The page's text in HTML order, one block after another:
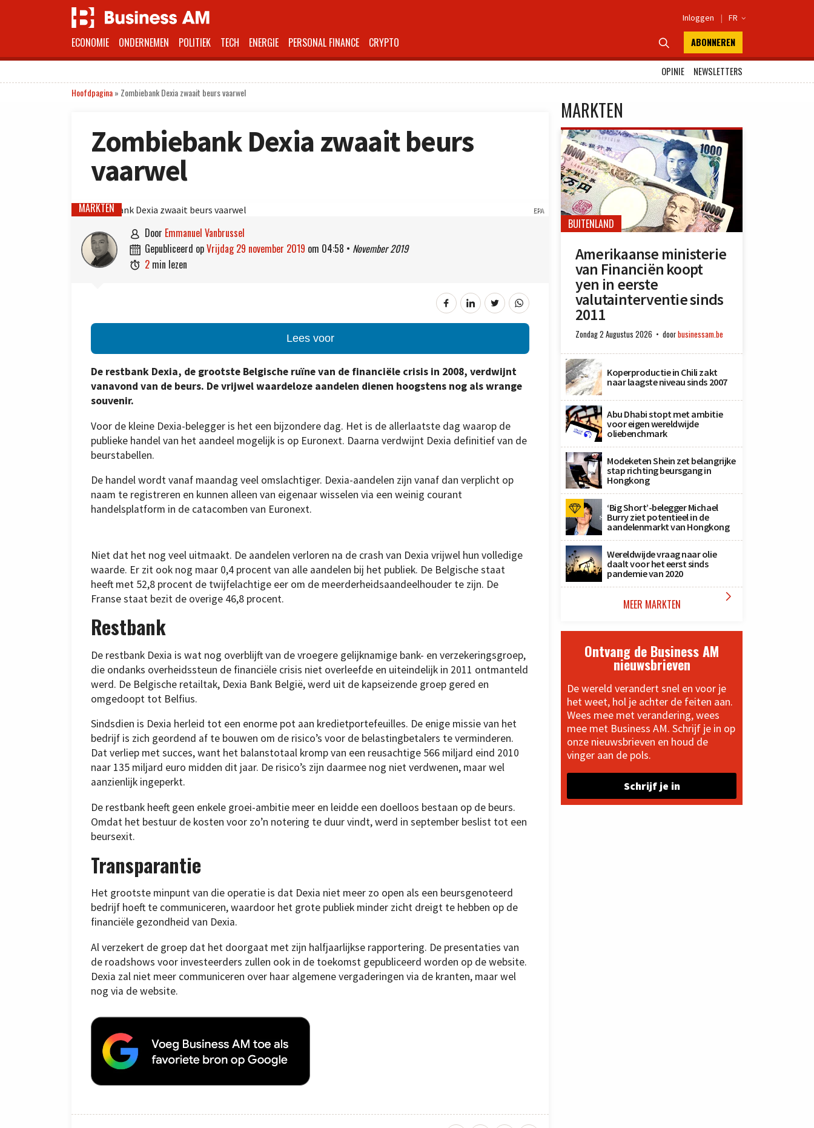
Inloggen | FR 
ECONOMIE ONDERNEMEN POLITIEK TECH ENERGIE PERSONAL FINANCE CRYPTO  ABONNEREN
OPINIE
NEWSLETTERS
Hoofdpagina» Zombiebank Dexia zwaait beurs vaarwel
Zombiebank Dexia zwaait beurs
vaarwel
EPA
MARKTEN
 door Emmanuel Vanbrussel
 gepubliceerd op vrijdag 29 november 2019 om 04:58 • November 2019
 2 min lezen
Lees voor
De restbank Dexia, de grootste Belgische ruïne van de financiële crisis in 2008, verdwijnt
vanavond van de beurs. De vrijwel waardeloze aandelen dienen hoogstens nog als wrange
souvenir.
Voor de kleine Dexia-belegger is het een bijzondere dag. Het is de allerlaatste dag waarop de
publieke handel van het aandeel mogelijk is op Euronext. Daarna verdwijnt Dexia definitief van de
beurstabellen.
De handel wordt vanaf maandag veel omslachtiger. Dexia-aandelen zijn vanaf dan verplicht op
naam te registreren en kunnen alleen van eigenaar wisselen via een weinig courant
handelsplatform in de catacomben van Euronext.
Niet dat het nog veel uitmaakt. De aandelen verloren na de crash van Dexia vrijwel hun volledige
waarde. Er zit ook nog maar 0,4 procent van alle aandelen bij het publiek. De Belgische staat
heeft met 52,8 procent de twijfelachtige eer om de meerderheidsaandeelhouder te zijn. De
Franse staat bezit de overige 46,8 procent.
Restbank
De restbank Dexia is wat nog overblijft van de vroegere gelijknamige bank- en verzekeringsgroep,
die ondanks overheidssteun de financiële crisis niet overleefde en uiteindelijk in 2011 ontmanteld
werd. De Belgische retailtak, Dexia Bank België, werd uit de kapseizende groep gered en
omgedoopt tot Belfius.
Sindsdien is Dexia herleid tot een enorme pot aan kredietportefeuilles. De enige missie van het
bedrijf is zich geordend af te bouwen om de risico’s voor de belastingbetalers te verminderen.
Dat verliep met succes, want het balanstotaal kromp van een reusachtige 566 miljard eind 2010
naar 135 miljard euro midden dit jaar. De risico’s zijn daarmee nog niet verdwenen, maar wel
aanzienlijk ingeperkt.
De restbank heeft geen enkele groei-ambitie meer en leidde een doelloos bestaan op de beurs.
Omdat het bestuur de kosten voor zo’n notering te duur vindt, werd in september beslist tot een
beursexit.
Transparantie
Het grootste minpunt van die operatie is dat Dexia niet meer zo open als een beursgenoteerd
bedrijf hoeft te communiceren, waardoor het grote publiek minder zicht dreigt te hebben op de
financiële gezondheid van Dexia.
Al verzekert de groep dat het doorgaat met zijn halfjaarlijkse rapportering. De presentaties van
de roadshows voor investeerders zullen ook in de toekomst gepubliceerd worden op de website.
Dexia zal niet meer communiceren over haar algemene vergaderingen via de kranten, maar wel
nog via de website.
MARKTEN
BUITENLAND
Amerikaanse ministerie
van Financiën koopt
yen in eerste
valutainterventie sinds
2011
Zondag 2 Augustus 2026 doorbusinessam.be
Koperproductie in Chili zakt
naar laagste niveau sinds 2007
Abu Dhabi stopt met ambitie
voor eigen wereldwijde
oliebenchmark
Modeketen Shein zet belangrijke
stap richting beursgang in
Hongkong
‘Big Short’-belegger Michael
Burry ziet potentieel in de
aandelenmarkt van Hongkong
Wereldwijde vraag naar olie
daalt voor het eerst sinds
pandemie van 2020
MEER MARKTEN 
Ontvang de Business AM
nieuwsbrieven
De wereld verandert snel en voor je
het weet, hol je achter de feiten aan.
Wees mee met verandering, wees
mee met Business AM. Schrijf je in op
onze nieuwsbrieven en houd de
vinger aan de pols.
Schrijf je in